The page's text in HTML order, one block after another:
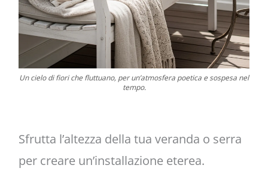
Un cielo di fiori che fluttuano, per un’atmosfera poetica e sospesa nel
tempo.
Sfrutta l’altezza della tua veranda o serra
per creare un’installazione eterea.